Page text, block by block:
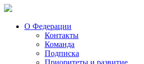
О Федерации
Контакты
Команда
Подписка
Приоритеты и развитие